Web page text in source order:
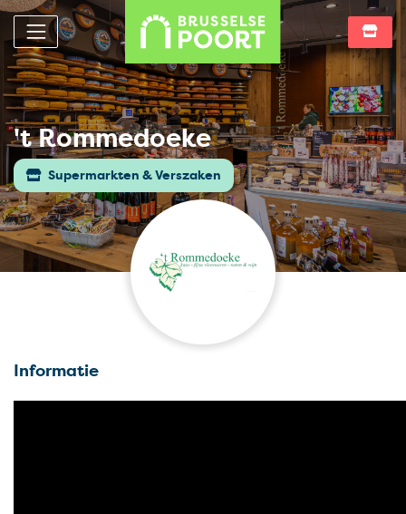
't Rommedoeke
Supermarkten & Verszaken
Informatie